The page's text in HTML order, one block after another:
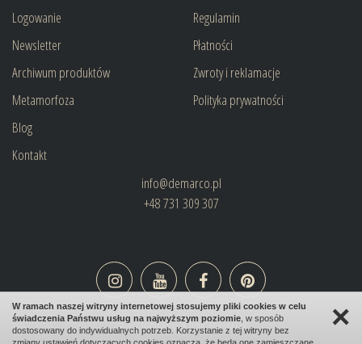
Logowanie
Newsletter
Archiwum produktów
Metamorfoza
Blog
Kontakt
Regulamin
Płatności
Zwroty i reklamacje
Polityka prywatności
info@demarco.pl
+48 731 309 307
design:bombadilo.pl|cms:kotonski.pl ×
W ramach naszej witryny internetowej stosujemy pliki cookies w celu
świadczenia Państwu usług na najwyższym poziomie , w sposób
dostosowany do indywidualnych potrzeb. Korzystanie z tej witryny bez